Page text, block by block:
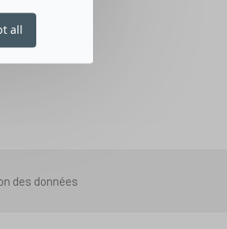
des données
all